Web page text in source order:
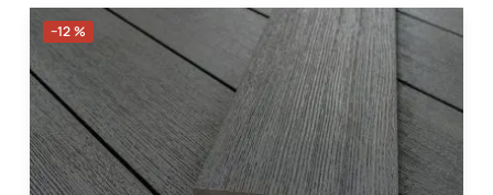
−12 %